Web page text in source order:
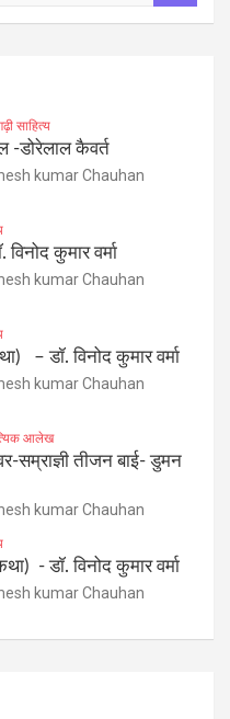
साहित्‍य
-डोरेलाल कैवर्त
kumar Chauhan
कुमार वर्मा
kumar Chauhan
– डॉ. विनोद कुमार वर्मा
kumar Chauhan
आलेख
सम्राज्ञी तीजन बाई- डुमन
kumar Chauhan
​- डॉ. विनोद कुमार वर्मा
kumar Chauhan